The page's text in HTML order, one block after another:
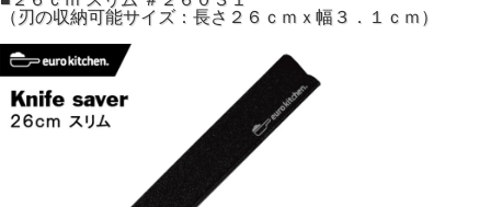
（刃の収納可能サイズ：長さ２６ｃｍｘ幅３．１ｃｍ）